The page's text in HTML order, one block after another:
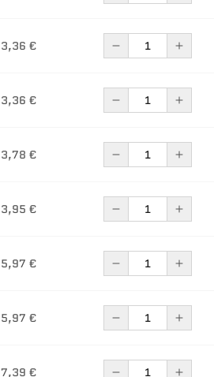
3,36 €
3,36 €
3,78 €
3,95 €
5,97 €
5,97 €
7,39 €